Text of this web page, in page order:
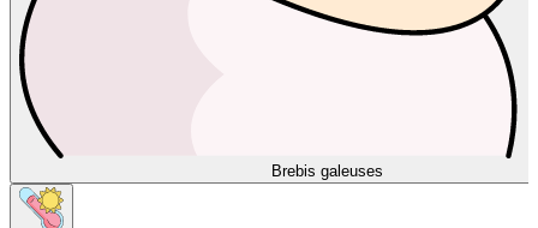
Brebis galeuses